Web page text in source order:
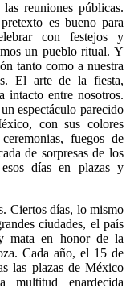
reuniones públicas.
es bueno para
con festejos y
un pueblo ritual. Y
tanto como a nuestra
El arte de la fiesta,
intacto entre nosotros.
espectáculo parecido
con sus colores
fuegos de
de sorpresas de los
días en plazas y
Ciertos días, lo mismo
ciudades, el país
mata en honor de la
Cada año, el 15 de
las plazas de México
enardecida